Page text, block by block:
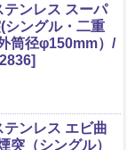
テンレス スーパ
ングル・二重
筒径φ150mm）/
テンレス エビ曲
（シングル）